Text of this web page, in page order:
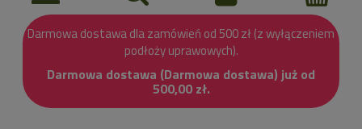
Darmowa dostawa dla zamówień od 500 zł (z wyłączeniem
podłoży uprawowych).
Darmowa dostawa (Darmowa dostawa) już od
500,00 zł.